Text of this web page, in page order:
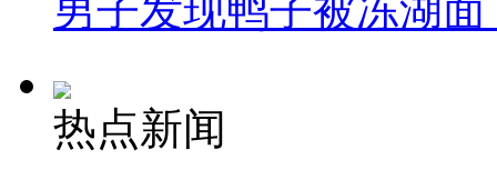
男子发现鸭子被冻湖
热点新闻